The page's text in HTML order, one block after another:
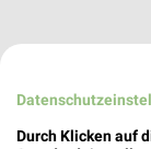
Durch Klicken auf